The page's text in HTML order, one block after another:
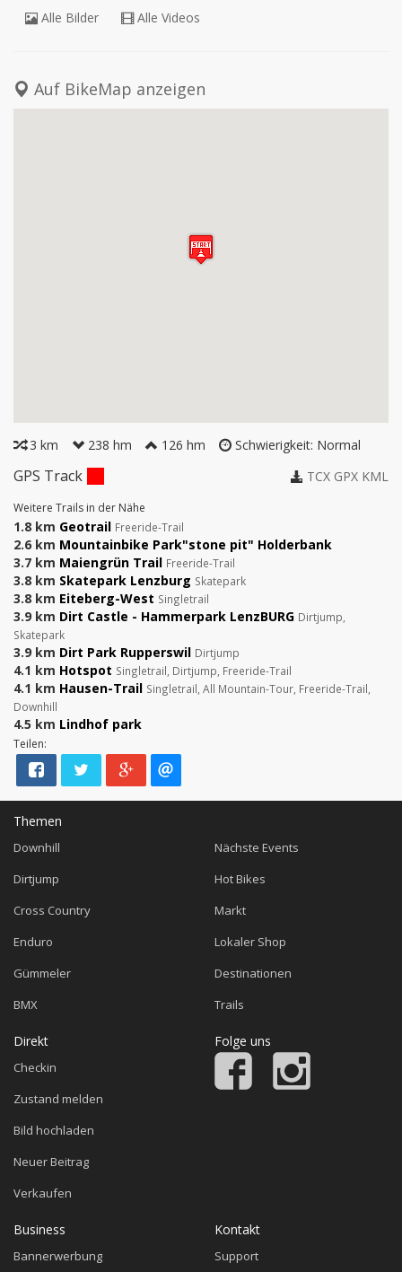
Alle Bilder Alle Videos
Auf BikeMap anzeigen
3 km 238 hm 126 hm Schwierigkeit: Normal
GPS Track TCX GPX KML
Weitere Trails in der Nähe
1.8 km Geotrail Freeride-Trail
2.6 km Mountainbike Park"stone pit" Holderbank
3.7 km Maiengrün Trail Freeride-Trail
3.8 km Skatepark Lenzburg Skatepark
3.8 km Eiteberg-West Singletrail
3.9 km Dirt Castle - Hammerpark LenzBURG Dirtjump,
Skatepark
3.9 km Dirt Park Rupperswil Dirtjump
4.1 km Hotspot Singletrail, Dirtjump, Freeride-Trail
4.1 km Hausen-Trail Singletrail, All Mountain-Tour, Freeride-Trail,
Downhill
4.5 km Lindhof park
Teilen:
Themen
Downhill
Dirtjump
Cross Country
Enduro
Gümmeler
BMX
Nächste Events
Hot Bikes
Markt
Lokaler Shop
Destinationen
Trails
Direkt
Checkin
Zustand melden
Bild hochladen
Neuer Beitrag
Verkaufen
Folge uns
Business
Bannerwerbung
Kontakt
Support